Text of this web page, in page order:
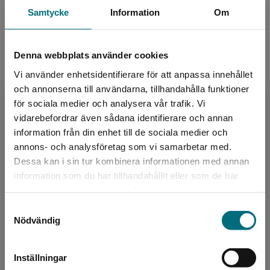
Samtycke Information Om
Denna webbplats använder cookies
Vi använder enhetsidentifierare för att anpassa innehållet
och annonserna till användarna, tillhandahålla funktioner
för sociala medier och analysera vår trafik. Vi
vidarebefordrar även sådana identifierare och annan
information från din enhet till de sociala medier och
annons- och analysföretag som vi samarbetar med.
Dessa kan i sin tur kombinera informationen med annan
information som du har tillhandahållit eller som de har
Nödvändig
Inställningar
Begränsad fraktregion
Det verkar som att du besöker
Sverige. För att kunna slutföra ett köp måste
Motorer
Språk:
Svenska
Lättlästnivå:
Nivå 1
ISBN:
9789179870553
Utgivningsår:
2021
Upplaga:
Första
Sidantal:
32